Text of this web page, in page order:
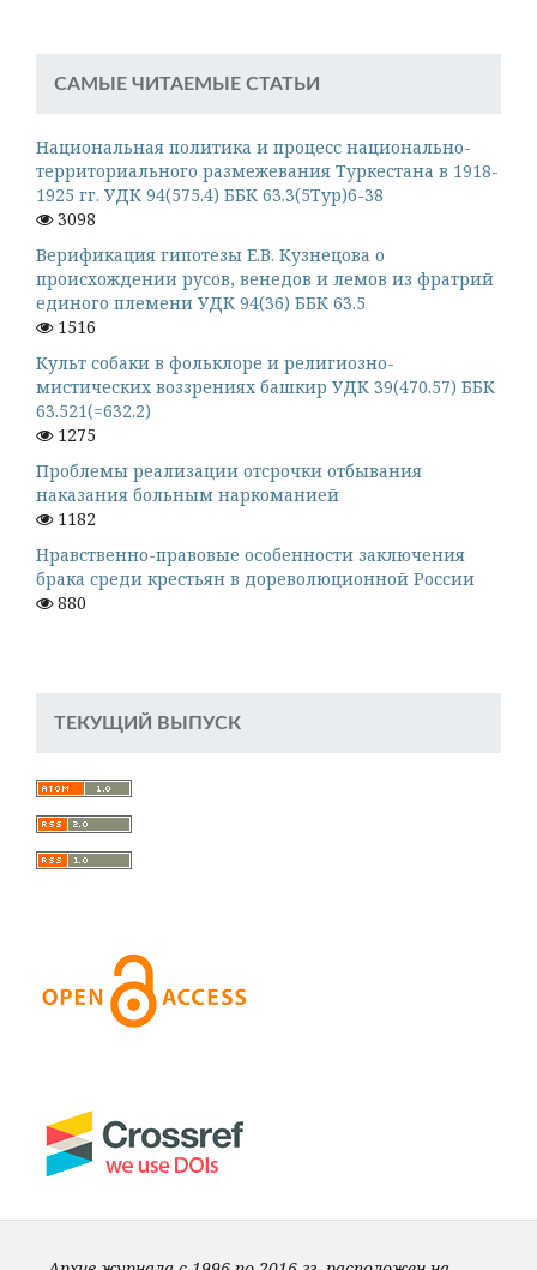
САМЫЕ ЧИТАЕМЫЕ СТАТЬИ
Национальная политика и процесс национально-
территориального размежевания Туркестана в 1918-
1925 гг. УДК 94(575.4) ББК 63.3(5Тур)6-38
3098
Верификация гипотезы Е.В. Кузнецова о
происхождении русов, венедов и лемов из фратрий
единого племени УДК 94(36) ББК 63.5
1516
Культ собаки в фольклоре и религиозно-
мистических воззрениях башкир УДК 39(470.57) ББК
63.521(=632.2)
1275
Проблемы реализации отсрочки отбывания
наказания больным наркоманией
1182
Нравственно-правовые особенности заключения
брака среди крестьян в дореволюционной России
880
ТЕКУЩИЙ ВЫПУСК